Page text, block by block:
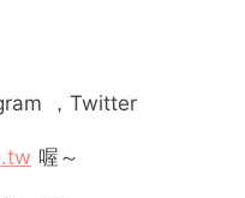
， Twitter
喔～